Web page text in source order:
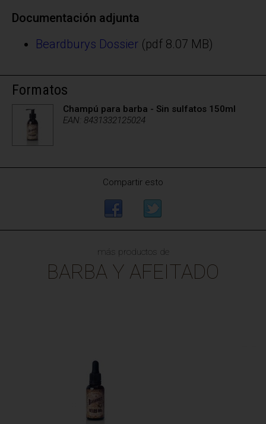
Documentación adjunta
Beardburys Dossier (pdf 8.07 MB)
Formatos
Champú para barba - Sin sulfatos 150ml
EAN: 8431332125024
Compartir esto
más productos de
BARBA Y AFEITADO